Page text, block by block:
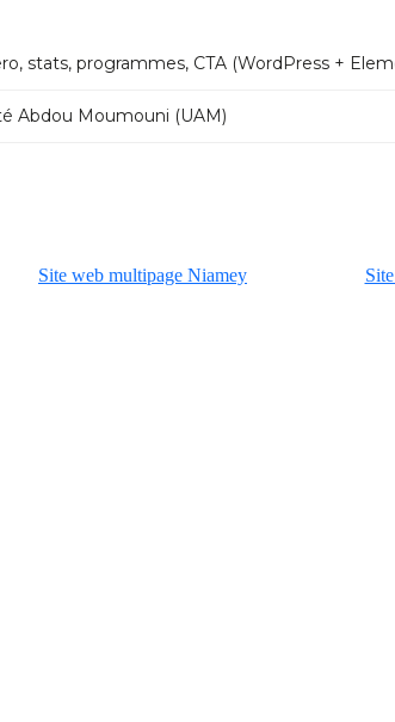
stats, programmes, CTA (WordPress +
Abdou Moumouni (UAM)
Site web multipage Niamey